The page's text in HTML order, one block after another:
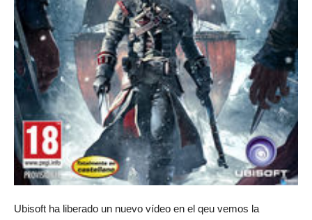
Ubisoft ha liberado un nuevo vídeo en el qeu vemos la